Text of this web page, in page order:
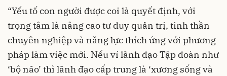
“Yếu tố con người được coi là quyết định, với
trọng tâm là nâng cao tư duy quản trị, tinh thần
chuyên nghiệp và năng lực thích ứng với phương
pháp làm việc mới. Nếu ví lãnh đạo Tập đoàn như
‘bộ não’ thì lãnh đạo cấp trung là ‘xương sống và